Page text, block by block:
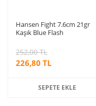
Hansen Fight 7.6cm 21gr
Kaşık Blue Flash
226,80 TL
252,00 TL
SEPETE EKLE